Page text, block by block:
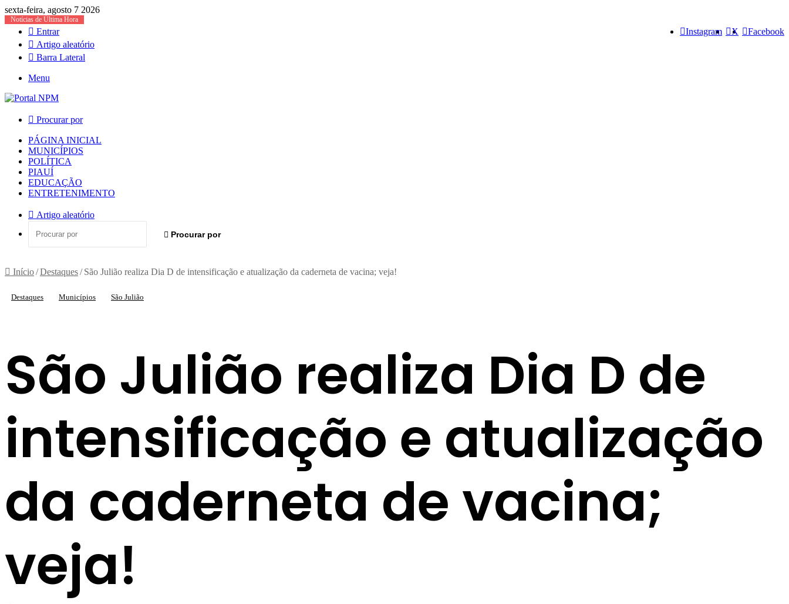
sexta-feira, agosto 7 2026
Notícias de Última Hora
Facebook
X
Instagram
Entrar
Artigo aleatório
Barra Lateral
Menu
Procurar por
PÁGINA INICIAL
MUNICÍPIOS
POLÍTICA
PIAUÍ
EDUCAÇÃO
ENTRETENIMENTO
Artigo aleatório
Procurar por
Início/Destaques/ São Julião realiza Dia D de intensificação e atualização da caderneta de vacina; veja!
Destaques Municípios São Julião
São Julião realiza Dia D de
intensificação e atualização
da caderneta de vacina;
veja!